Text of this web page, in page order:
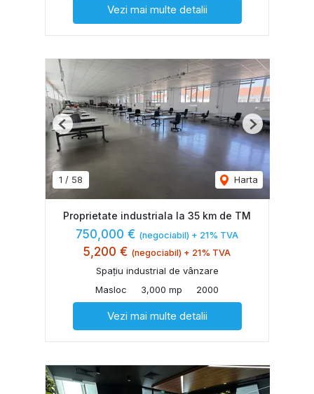
Vezi mai multe detalii
1 / 58 Harta
Previous Next
Proprietate industriala la 35 km de TM
750,000 € (negociabil) + 21% TVA
5,200 € (negociabil) + 21% TVA
Spațiu industrial de vânzare
Masloc
3,000 mp 2000
Vezi mai multe detalii